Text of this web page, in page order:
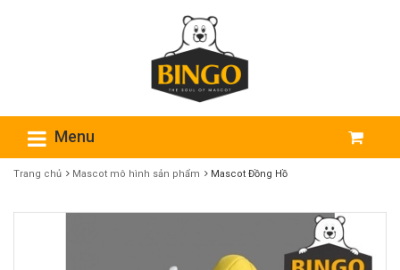
Menu
Trang chủ Mascot​ mô hình sản phẩm Mascot Đồng Hồ